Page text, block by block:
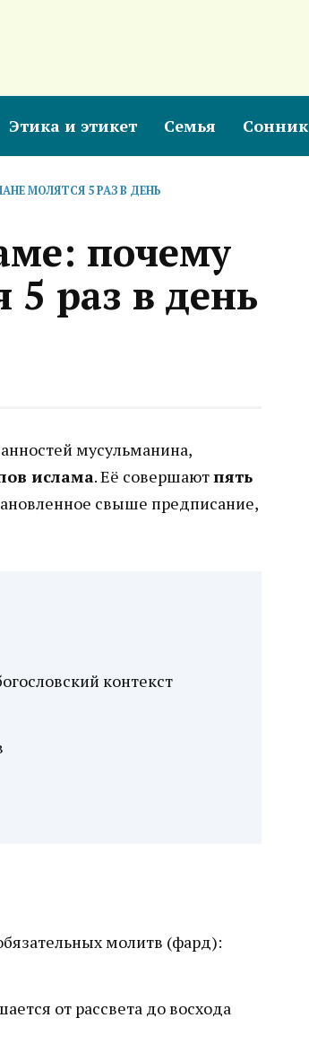
Этика и этикет Семья Сонник
МОЛЯТСЯ 5 РАЗ В ДЕНЬ
почему
5 раз в день
мусульманина,
ислама. Её совершаютпять
свыше предписание,
контекст
молитв (фард):
от рассвета до восхода